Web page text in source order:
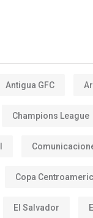
Antigua GFC
Champions League
Copa
El Salvador